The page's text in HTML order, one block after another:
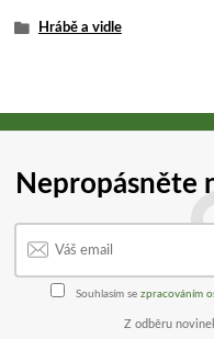
Hrábě a vidle
Nepropásněte
Souhlasím se zpracováním
Z odběru